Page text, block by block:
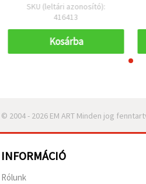
SKU (leltári azonosító):
416413
Kosárba
© 2004 - 2026 EM ART Minden jog
INFORMÁCIÓ
Rólunk